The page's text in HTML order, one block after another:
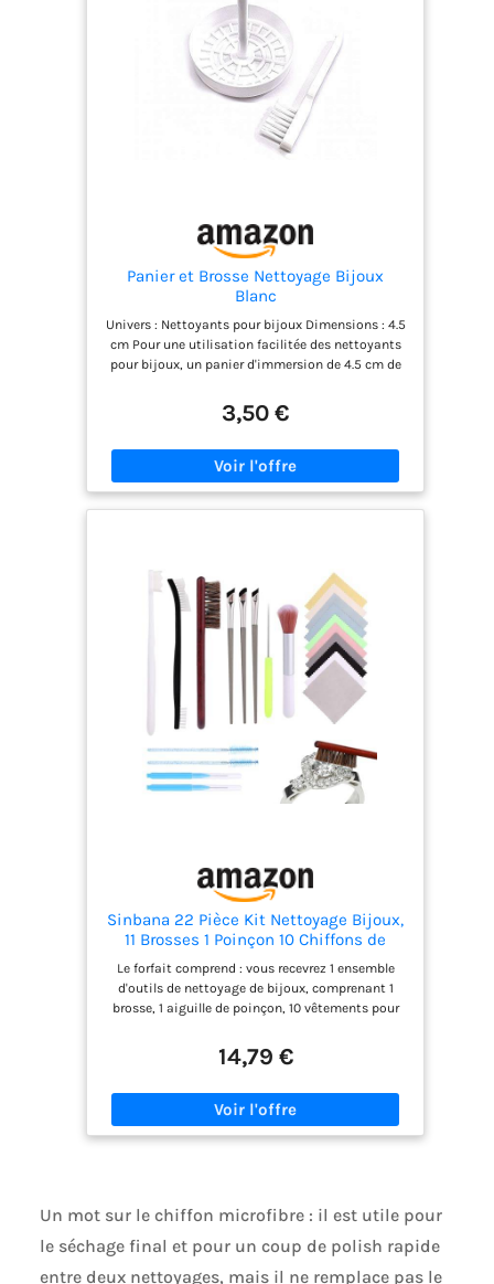
Panier et Brosse Nettoyage Bijoux
Blanc
Univers : Nettoyants pour bijoux Dimensions : 4.5
cm Pour une utilisation facilitée des nettoyants
pour bijoux, un panier d'immersion de 4.5 cm de
3,50 €
Sinbana 22 Pièce Kit Nettoyage Bijoux,
11 Brosses 1 Poinçon 10 Chiffons de
Polissage Ensemble D'outils de pour
Bagues Or Argent Sterling
Dépoussiérage Rapide ou Nettoyage en
Profondeur
Le forfait comprend : vous recevrez 1 ensemble
d'outils de nettoyage de bijoux, comprenant 1
brosse, 1 aiguille de poinçon, 10 vêtements pour
2 brosses bleues, 1 brosse à poussière, 1 brosse à
double tête, 3 brosses à suceurs inclinés. Il s'agit
fournissant un soin professionnel à vos bijoux.
Matériau de qualité : fabriqué en bois, poils,
vous offrent un nettoyage en douceur tout en
protégeant l'éclat et la texture de vos bijoux. Vous
pouvez les utiliser en toute confiance. Nettoyage
14,79 €
Un mot sur le chiffon microfibre : il est utile pour
le séchage final et pour un coup de polish rapide
entre deux nettoyages, mais il ne remplace pas le